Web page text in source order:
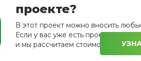
проекте?
В этот проект можно вносить
Если у вас уже есть проект,
и мы рассчитаем стоимость его